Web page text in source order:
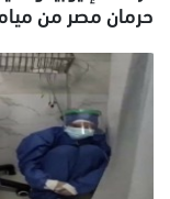
حرمان مصر من مياه